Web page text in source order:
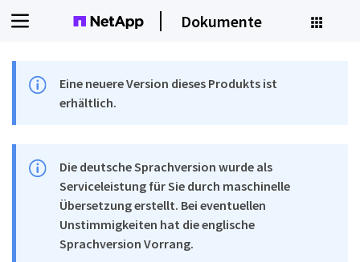
Dokumente
Eine neuere Version dieses Produkts ist
erhältlich.
Die deutsche Sprachversion wurde als
Serviceleistung für Sie durch maschinelle
Übersetzung erstellt. Bei eventuellen
Unstimmigkeiten hat die englische
Sprachversion Vorrang.